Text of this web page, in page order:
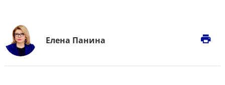
Елена Панина print